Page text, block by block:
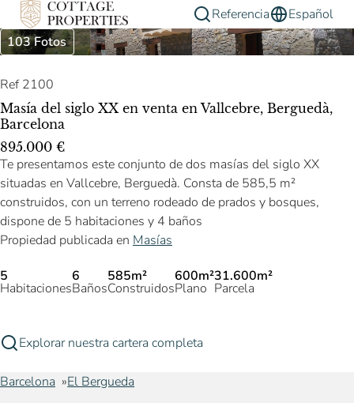
Referencia
Español
103 Fotos
Ref 2100
Masía del siglo XX en venta en Vallcebre, Berguedà,
Barcelona
895.000 €
Te presentamos este conjunto de dos masías del siglo XX
situadas en Vallcebre, Berguedà. Consta de 585,5 m²
construidos, con un terreno rodeado de prados y bosques,
dispone de 5 habitaciones y 4 baños
Propiedad publicada en Masías
5
Habitaciones
6
Baños
585m²
Construidos
600m²
Plano
31.600m²
Parcela
Explorar nuestra cartera completa
Barcelona El Bergueda